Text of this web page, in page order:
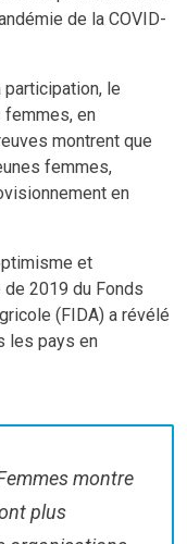
de la COVID-
le
en
montrent que
femmes,
en
et
2019 du Fonds
(FIDA) a révélé
les pays en
montre
plus